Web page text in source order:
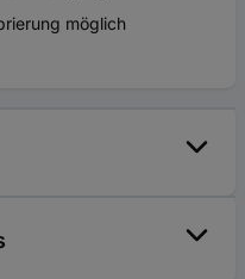
möglich